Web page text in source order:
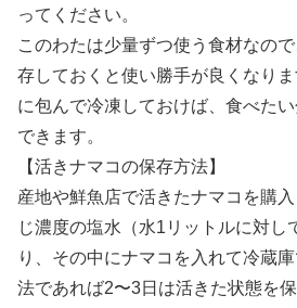
ってください。
このわたは少量ずつ使う食材なの
存しておくと使い勝手が良くなり
に包んで冷凍しておけば、食べた
できます。
【活きナマコの保存方法】
産地や鮮魚店で活きたナマコを購
じ濃度の塩水（水1リットルに対し
り、その中にナマコを入れて冷蔵
法であれば2〜3日は活きた状態を